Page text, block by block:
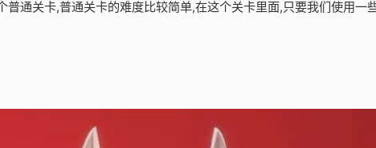
通关卡,普通关卡的难度比较简单,在这个关卡里面,只要我们使用一